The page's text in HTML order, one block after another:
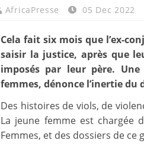
AfricaPresse 05 Dec 2022
Cela fait six mois que l’ex-
saisir la justice, après que
imposés par leur père.
femmes, dénonce l’inertie
Des histoires de viols, de
La jeune femme est chargée
Femmes, et des dossiers de ce